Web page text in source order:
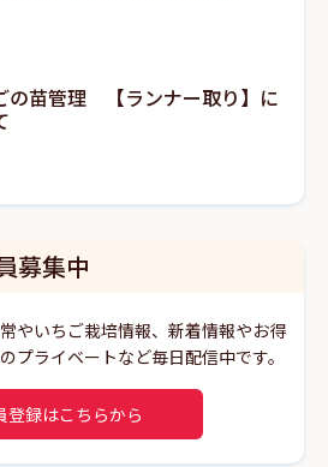
の苗管理 【ランナー取り】に
募集中
やいちご栽培情報、新着情報やお得
プライベートなど毎日配信中です。
登録はこちらから